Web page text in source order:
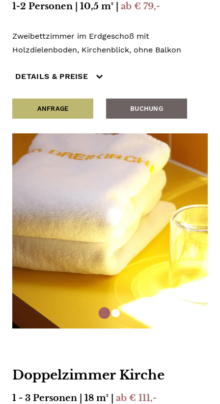
1-2 Personen | 10,5 m² | ab € 79,-
Zweibettzimmer im Erdgeschoß mit
Holzdielenboden, Kirchenblick, ohne Balkon
DETAILS & PREISE
ANFRAGE BUCHUNG
Doppelzimmer Kirche
1 - 3 Personen | 18 m² | ab € 111,-